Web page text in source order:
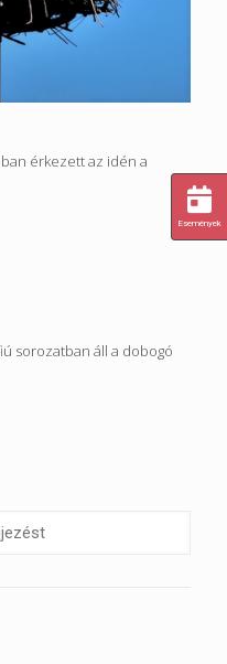
érkezett az idén a
sorozatban áll a dobogó
Események